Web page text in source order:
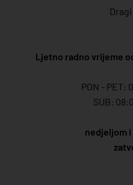
Ljetno radno vrijeme
PON - PET:
SUB:
nedjeljom